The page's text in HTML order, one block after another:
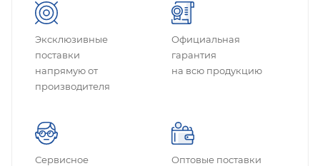
Эксклюзивные
поставки
напрямую от
производителя
Официальная
гарантия
на всю продукцию
Сервисное
Оптовые поставки